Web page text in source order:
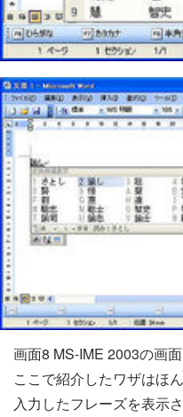
画面8 MS-IME 2003の画
ここで紹介したワザはほ
入力したフレーズを表示